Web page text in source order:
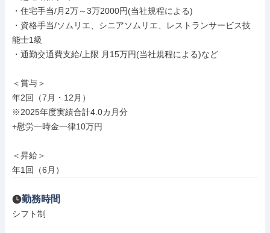
・住宅手当/月2万～3万2000円(当社規程による)
・資格手当/ソムリエ、シニアソムリエ、レストランサービス技
能士1級
・通勤交通費支給/上限 月15万円(当社規程による)など
＜賞与＞
年2回（7月・12月）
※2025年度実績合計4.0カ月分
+慰労一時金一律10万円
＜昇給＞
年1回（6月）
勤務時間
シフト制